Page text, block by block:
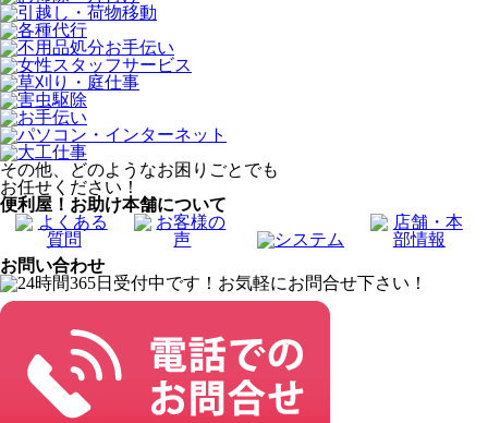
その他、どのようなお困りごとでも
お任せください！
便利屋！お助け本舗について
お問い合わせ